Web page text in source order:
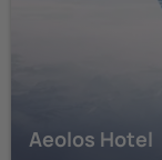
Aeolos Hotel